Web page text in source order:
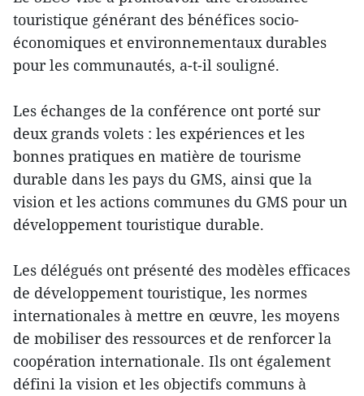
touristique générant des bénéfices socio-
économiques et environnementaux durables
pour les communautés, a-t-il souligné.
Les échanges de la conférence ont porté sur
deux grands volets : les expériences et les
bonnes pratiques en matière de tourisme
durable dans les pays du GMS, ainsi que la
vision et les actions communes du GMS pour un
développement touristique durable.
Les délégués ont présenté des modèles efficaces
de développement touristique, les normes
internationales à mettre en œuvre, les moyens
de mobiliser des ressources et de renforcer la
coopération internationale. Ils ont également
défini la vision et les objectifs communs à